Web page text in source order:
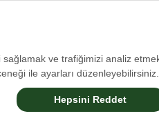
ve trafiğimizi analiz etmek
ile ayarları düzenleyebilirsiniz.
Hepsini Reddet
Barbour DogsBarbour Internatıonal